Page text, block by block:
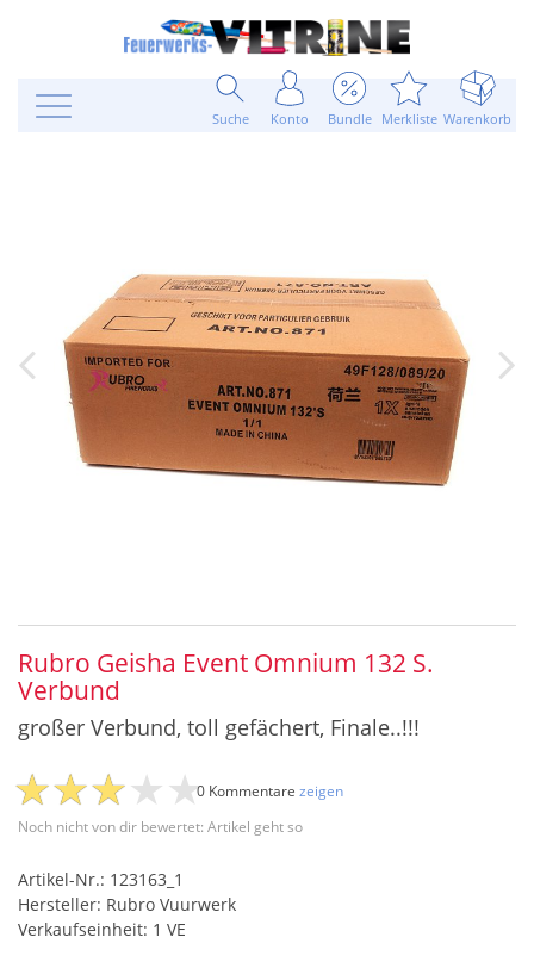
Suche Konto Bundle Merkliste Warenkorb
Rubro Geisha Event Omnium 132 S.
Verbund
großer Verbund, toll gefächert, Finale..!!!
Noch nicht von dir bewertet: Artikel geht so
0 Kommentare zeigen
Artikel-Nr.: 123163_1
Hersteller: Rubro Vuurwerk
Verkaufseinheit: 1 VE